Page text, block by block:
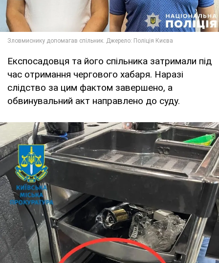
Експосадовця та його спільника затримали під
час отримання чергового хабаря. Наразі
слідство за цим фактом завершено, а
обвинувальний акт направлено до суду.